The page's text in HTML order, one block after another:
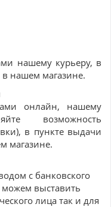
нашему курьеру, в
нашем магазине.
онлайн, нашему
возможность
в пункте выдачи
магазине.
с банковского
можем выставить
лица так и для